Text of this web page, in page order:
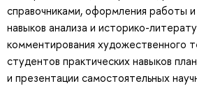
справочниками, оформления работы
навыков анализа и историко-
комментирования художественного
студентов практических навыков
и презентации самостоятельных